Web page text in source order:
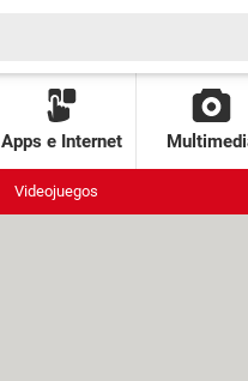
Apps e Internet
Videojuegos